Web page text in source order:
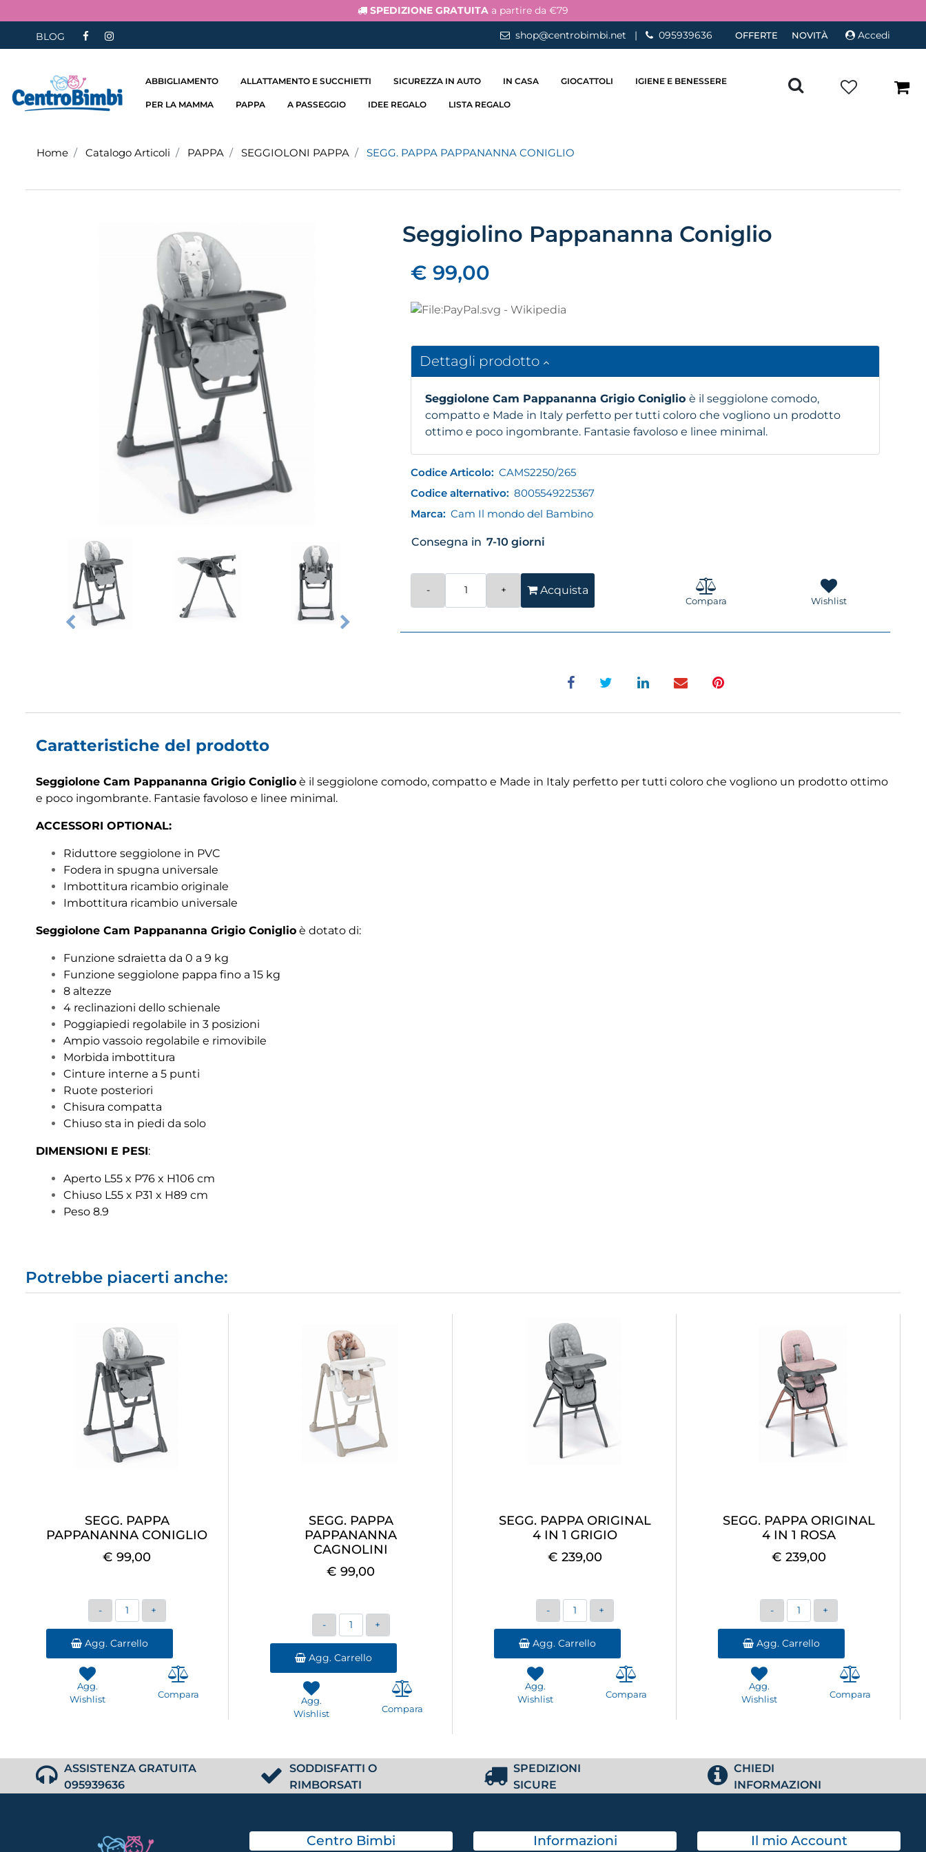
SPEDIZIONE GRATUITA a partire da €79
BLOG shop@centrobimbi.net | 095939636 OFFERTE NOVITÀ Accedi
ABBIGLIAMENTO ALLATTAMENTO E SUCCHIETTI SICUREZZA IN AUTO IN CASA GIOCATTOLI IGIENE E BENESSERE
PER LA MAMMA PAPPA A PASSEGGIO IDEE REGALO LISTA REGALO
Home Catalogo Articoli PAPPA SEGGIOLONI PAPPA SEGG. PAPPA PAPPANANNA CONIGLIO
Seggiolino Pappananna Coniglio
€ 99,00
Dettagli prodotto
Seggiolone Cam Pappananna Grigio Coniglioè il seggiolone comodo,
compatto e Made in Italy perfetto per tutti coloro che vogliono un prodotto
ottimo e poco ingombrante. Fantasie favoloso e linee minimal.
Codice Articolo: CAMS2250/265
Codice alternativo: 8005549225367
Marca: Cam Il mondo del Bambino
Consegna in 7-10 giorni
Acquista
Compara Wishlist
Caratteristiche del prodotto
Seggiolone Cam Pappananna Grigio Coniglio è il seggiolone comodo, compatto e Made in Italy perfetto per tutti coloro che vogliono un prodotto ottimo
e poco ingombrante. Fantasie favoloso e linee minimal.
ACCESSORI OPTIONAL:
Riduttore seggiolone in PVC
Fodera in spugna universale
Imbottitura ricambio originale
Imbottitura ricambio universale
Seggiolone Cam Pappananna Grigio Coniglio è dotato di:
Funzione sdraietta da 0 a 9 kg
Funzione seggiolone pappa fino a 15 kg
8 altezze
4 reclinazioni dello schienale
Poggiapiedi regolabile in 3 posizioni
Ampio vassoio regolabile e rimovibile
Morbida imbottitura
Cinture interne a 5 punti
Ruote posteriori
Chisura compatta
Chiuso sta in piedi da solo
DIMENSIONI E PESI:
Aperto L55 x P76 x H106 cm
Chiuso L55 x P31 x H89 cm
Peso 8.9
Potrebbe piacerti anche:
SEGG. PAPPA
PAPPANANNA CONIGLIO
€ 99,00
Quantità
Agg. Carrello
Agg.
Wishlist
Compara
SEGG. PAPPA
PAPPANANNA
CAGNOLINI
€ 99,00
Quantità
Agg. Carrello
Agg.
Wishlist
Compara
SEGG. PAPPA ORIGINAL
4 IN 1 GRIGIO
€ 239,00
Quantità
Agg. Carrello
Agg.
Wishlist
Compara
SEGG. PAPPA ORIGINAL
4 IN 1 ROSA
€ 239,00
Quantità
Agg. Carrello
Agg.
Wishlist
Compara
ASSISTENZA GRATUITA
095939636
SODDISFATTI O
RIMBORSATI
SPEDIZIONI
SICURE
CHIEDI
INFORMAZIONI
Centro Bimbi Informazioni Il mio Account